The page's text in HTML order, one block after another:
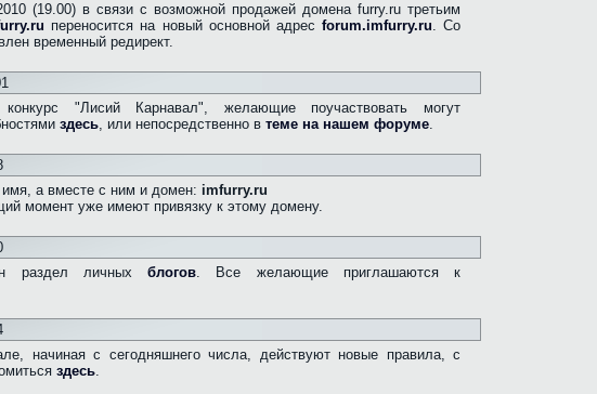
(19.00) в связи с возможной продажей домена furry.ru третьим
переносится на новый основной адрес forum.imfurry.ru. Со
временный редирект.
"Лисий Карнавал", желающие поучаствовать могут
здесь, или непосредственно в теме на нашем форуме.
а вместе с ним и домен: imfurry.ru
момент уже имеют привязку к этому домену.
раздел личныхблогов. Все желающие приглашаются к
начиная с сегодняшнего числа, действуют новые правила, с
здесь.